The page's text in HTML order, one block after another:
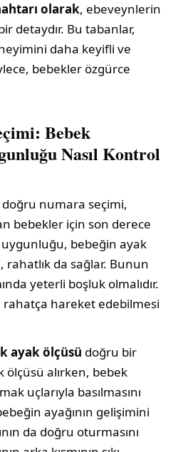
olarak, ebeveynlerin
detaydır. Bu tabanlar,
daha keyifli ve
bebekler özgürce
Bebek
Nasıl Kontrol
doğru numara seçimi,
bebekler için son derece
uygunluğu, bebeğin ayak
da sağlar. Bunun
yeterli boşluk olmalıdır.
rahatça hareket edebilmesi
ayak ölçüsü doğru bir
ölçüsü alırken, bebek
uçlarıyla basılmasını
ayağının gelişimini
da doğru oturmasını